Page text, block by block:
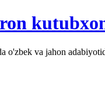
o'zbek va jahon